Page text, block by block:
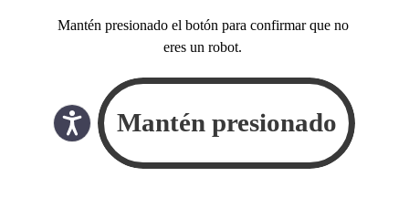
Mantén presionado el botón para confirmar que no
eres un robot.